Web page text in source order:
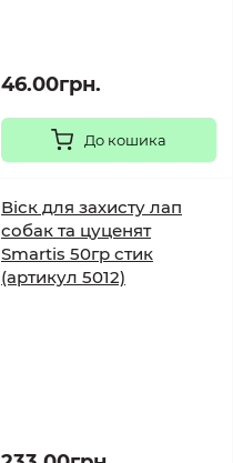
46.00грн.
До кошика
Віск для захисту лап
собак та цуценят
Smartis 50гр стик
(артикул 5012)